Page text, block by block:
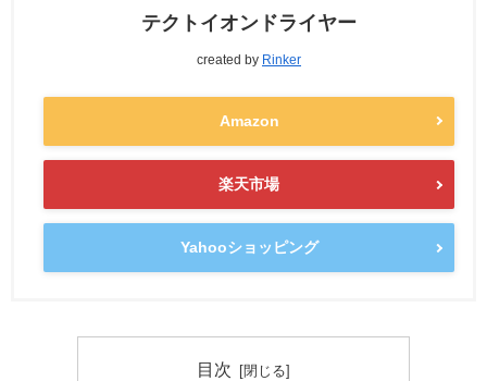
テクトイオンドライヤー
created by Rinker
Amazon
楽天市場
Yahooショッピング
目次